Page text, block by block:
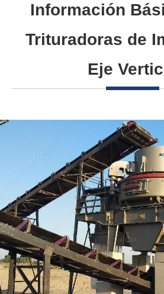
Información
Trituradoras de
Eje